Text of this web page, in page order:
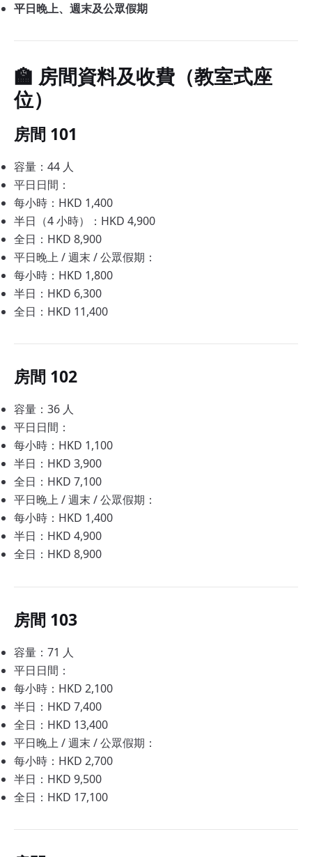
平日晚上、週末及公眾假期
🏫 房間資料及收費（教室式座
位）
房間 101
容量：44 人
平日日間：
每小時：HKD 1,400
半日（4 小時）：HKD 4,900
全日：HKD 8,900
平日晚上 / 週末 / 公眾假期：
每小時：HKD 1,800
半日：HKD 6,300
全日：HKD 11,400
房間 102
容量：36 人
平日日間：
每小時：HKD 1,100
半日：HKD 3,900
全日：HKD 7,100
平日晚上 / 週末 / 公眾假期：
每小時：HKD 1,400
半日：HKD 4,900
全日：HKD 8,900
房間 103
容量：71 人
平日日間：
每小時：HKD 2,100
半日：HKD 7,400
全日：HKD 13,400
平日晚上 / 週末 / 公眾假期：
每小時：HKD 2,700
半日：HKD 9,500
全日：HKD 17,100